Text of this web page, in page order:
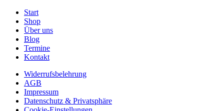
Start
Shop
Über uns
Blog
Termine
Kontakt
Widerrufsbelehrung
AGB
Impressum
Datenschutz & Privatsphäre